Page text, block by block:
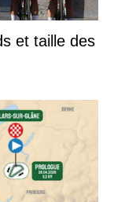
et taille des